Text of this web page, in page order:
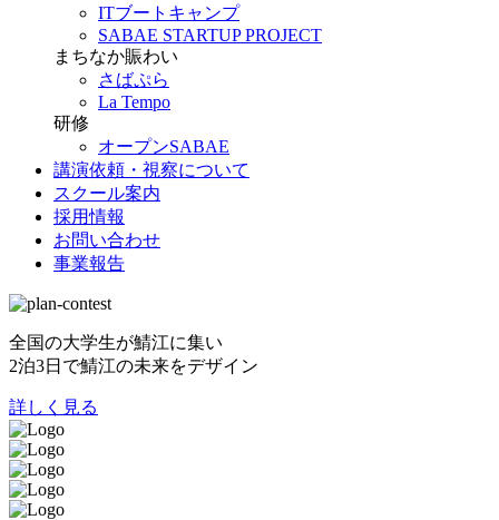
ITブートキャンプ
SABAE STARTUP PROJECT
まちなか賑わい
さばぷら
La Tempo
研修
オープンSABAE
講演依頼・視察について
スクール案内
採用情報
お問い合わせ
事業報告
全国の大学生が鯖江に集い
2泊3日で鯖江の未来をデザイン
詳しく見る